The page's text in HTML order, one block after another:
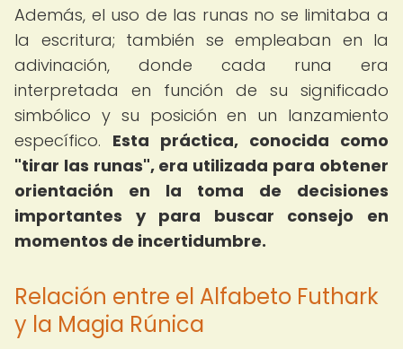
Además, el uso de las runas no se limitaba a
la escritura; también se empleaban en la
adivinación, donde cada runa era
interpretada en función de su significado
simbólico y su posición en un lanzamiento
específico. Esta práctica, conocida como
"tirar las runas", era utilizada para obtener
orientación en la toma de decisiones
importantes y para buscar consejo en
momentos de incertidumbre.
Relación entre el Alfabeto Futhark
y la Magia Rúnica